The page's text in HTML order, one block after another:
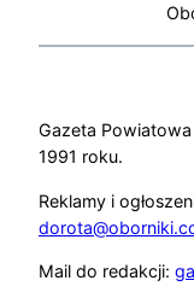
Gazeta
1991 roku.
Reklamy i
Mail do redakcji: